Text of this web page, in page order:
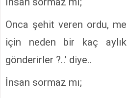
Onca şehit veren ordu,
için neden bir kaç
gönderirler ?..’ diye..
İnsan sormaz mı;